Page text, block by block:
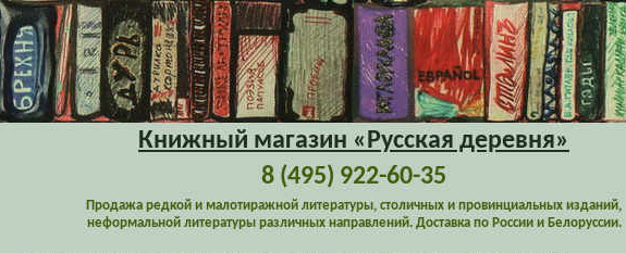
Книжный магазин «Русская деревня»
8 (495) 922-60-35
Продажа редкой и малотиражной литературы, столичных и провинциальных изданий,
неформальной литературы различных направлений. Доставка по России и Белоруссии.